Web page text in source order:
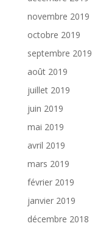
novembre 2019
octobre 2019
septembre 2019
août 2019
juillet 2019
juin 2019
mai 2019
avril 2019
mars 2019
février 2019
janvier 2019
décembre 2018